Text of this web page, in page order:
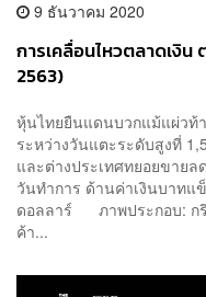
9 ธันวาคม 2020
การเคลื่อนไหวตลาดเงิ
2563)
หุ้นไทยยืนแดนบวกแม้แผ่วท้
ระหว่างวันแตะระดับสูงที่
และต่างประเทศทยอยขาย
วันทำการ ด้านค่าเงินบาทแ
ดอลลาร์ ภาพประกอบ: ก
ค้า...